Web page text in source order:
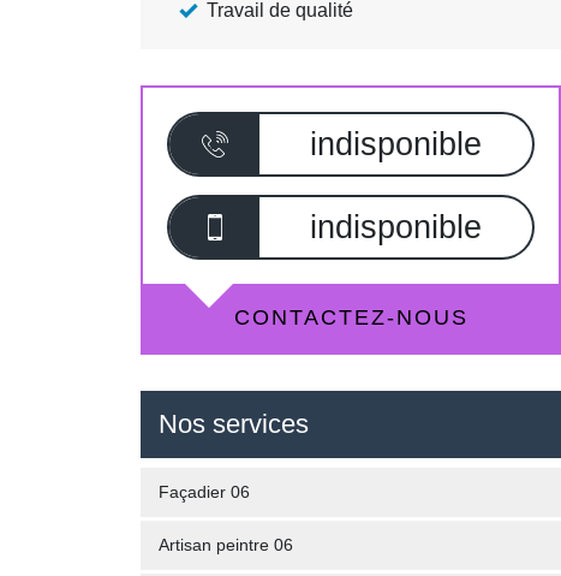
Travail de qualité
indisponible
indisponible
CONTACTEZ-NOUS
Nos services
Façadier 06
Artisan peintre 06